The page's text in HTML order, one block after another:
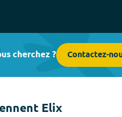
cherchez ? Contactez-
Elix